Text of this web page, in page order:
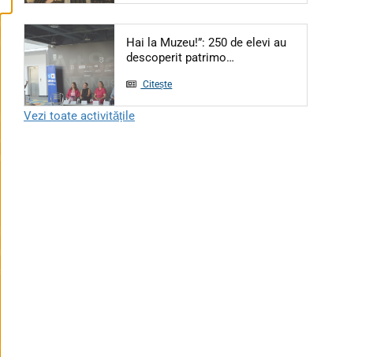
Hai la Muzeu!”: 250 de elevi au
descoperit patrimo…
Citește
Vezi toate activitățile